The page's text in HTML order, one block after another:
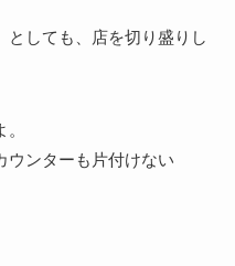
としても、店を切り盛りし
ウンターも片付けない